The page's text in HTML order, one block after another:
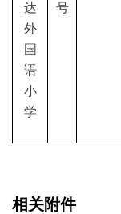
达
外
国
语
小
学
号
相关附件